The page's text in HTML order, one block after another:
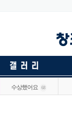
수상했어요 68